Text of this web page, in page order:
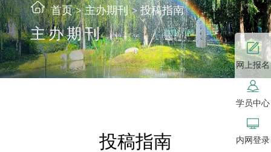
网上报名
学员中心
内网登录
首页>主办期刊>投稿指南
主办期刊
投稿指南